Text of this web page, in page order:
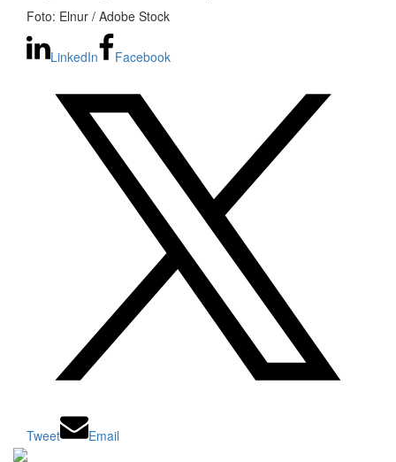
Foto: Elnur / Adobe Stock
LinkedIn Facebook
Tweet Email